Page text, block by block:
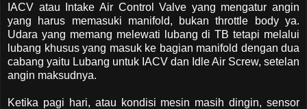
IACV atau Intake Air Control Valve yang mengatur angin
yang harus memasuki manifold, bukan throttle body ya.
Udara yang memang melewati lubang di TB tetapi melalui
lubang khusus yang masuk ke bagian manifold dengan dua
cabang yaitu Lubang untuk IACV dan Idle Air Screw, setelan
angin maksudnya.
Ketika pagi hari, atau kondisi mesin masih dingin, sensor